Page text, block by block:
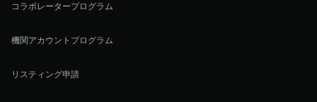
コラボレータープログラム
機関アカウントプログラム
リスティング申請